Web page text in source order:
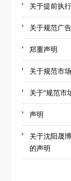
关于提前执
关于规范广
郑重声明
关于规范市
关于”规范市
声明
关于沈阳晟
的声明